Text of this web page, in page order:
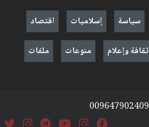
سياسة إسلاميات
اقتصاد
ثقافة وإعلام منوعات ملفات